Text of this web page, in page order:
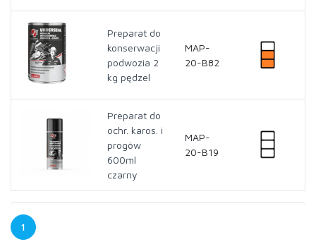
Preparat do
konserwacji
podwozia 2
kg pędzel
MAP-
20-B82
Preparat do
ochr. karos. i
progów
600ml
czarny
MAP-
20-B19
1